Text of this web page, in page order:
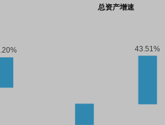
总资产增速